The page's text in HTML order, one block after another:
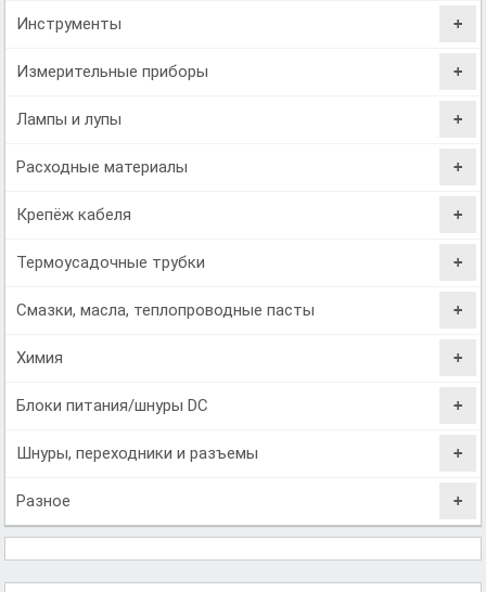
Инструменты
Измерительные приборы
Лампы и лупы
Расходные материалы
Крепёж кабеля
Термоусадочные трубки
Смазки, масла, теплопроводные пасты
Химия
Блоки питания/шнуры DC
Шнуры, переходники и разъемы
Разное